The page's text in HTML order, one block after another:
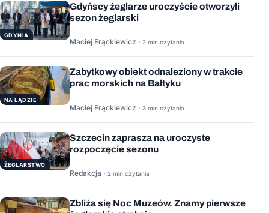
GDYNIA
Gdyńscy żeglarze uroczyście otworzyli
sezon żeglarski
Maciej Frąckiewicz · 2 min czytania
NA LĄDZIE
Zabytkowy obiekt odnaleziony w trakcie
prac morskich na Bałtyku
Maciej Frąckiewicz · 3 min czytania
ŻEGLARSTWO
Szczecin zaprasza na uroczyste
rozpoczęcie sezonu
Redakcja · 2 min czytania
Zbliża się Noc Muzeów. Znamy pierwsze